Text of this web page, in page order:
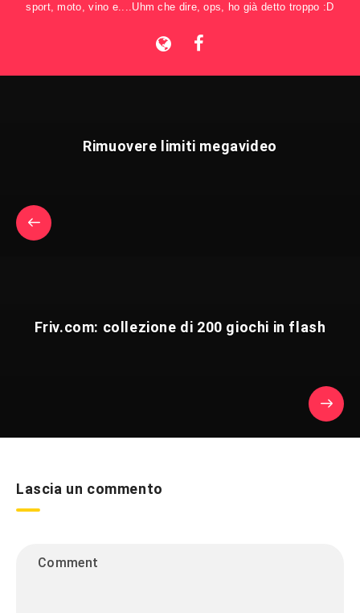
sport, moto, vino e....Uhm che dire, ops, ho già detto troppo :D
Rimuovere limiti megavideo
Friv.com: collezione di 200 giochi in flash
Lascia un commento